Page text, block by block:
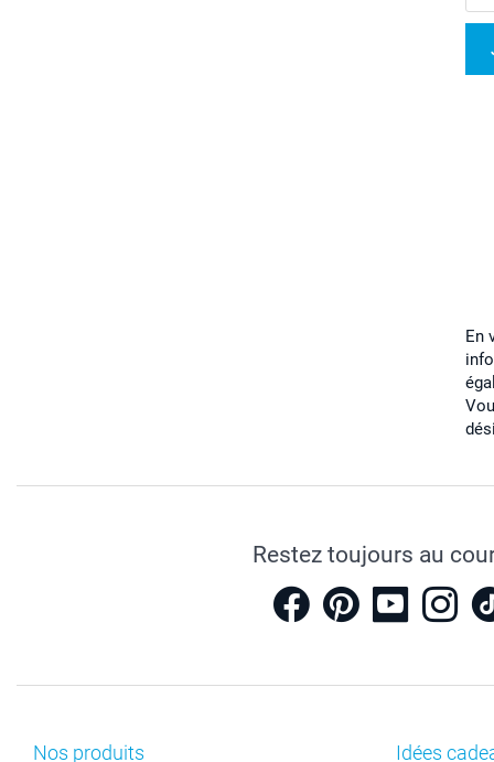
En
Restez toujours au
Nos produits Idées